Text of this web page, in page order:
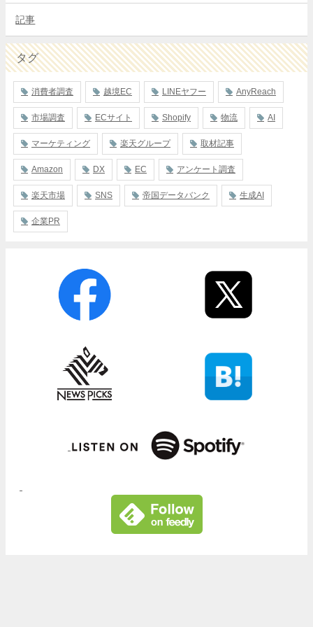
記事
タグ
消費者調査 越境EC LINEヤフー AnyReach
市場調査 ECサイト Shopify 物流 AI
マーケティング 楽天グループ 取材記事
Amazon DX EC アンケート調査
楽天市場 SNS 帝国データバンク 生成AI
企業PR